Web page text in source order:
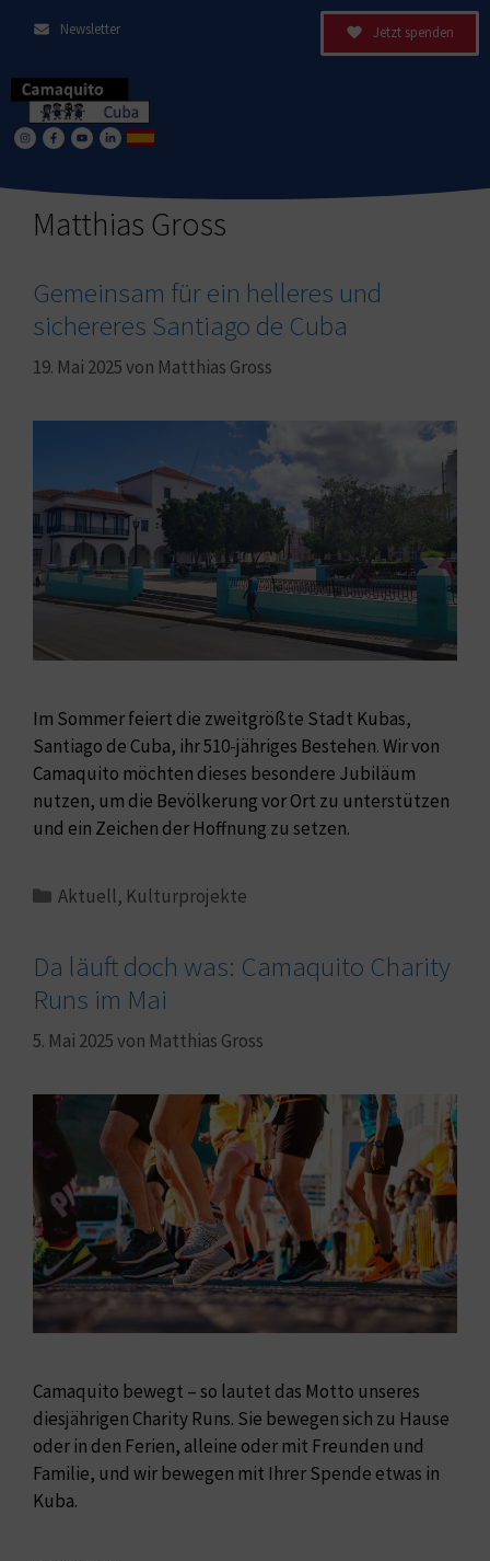
Newsletter Jetzt spenden
Matthias Gross
Gemeinsam für ein helleres und
sichereres Santiago de Cuba
19. Mai 2025von Matthias Gross
Im Sommer feiert die zweitgrößte Stadt Kubas,
Santiago de Cuba, ihr 510-jähriges Bestehen. Wir von
Camaquito möchten dieses besondere Jubiläum
nutzen, um die Bevölkerung vor Ort zu unterstützen
und ein Zeichen der Hoffnung zu setzen.
Aktuell, Kulturprojekte
Da läuft doch was: Camaquito Charity
Runs im Mai
5. Mai 2025von Matthias Gross
Camaquito bewegt – so lautet das Motto unseres
diesjährigen Charity Runs. Sie bewegen sich zu Hause
oder in den Ferien, alleine oder mit Freunden und
Familie, und wir bewegen mit Ihrer Spende etwas in
Kuba.